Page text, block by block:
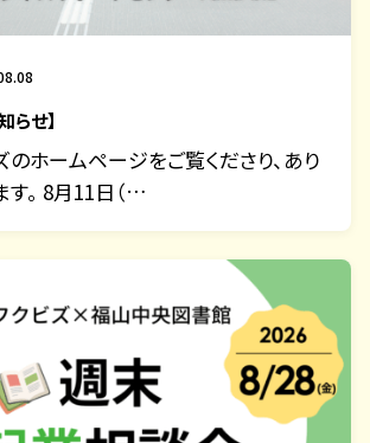
らせ】
のホームページをご覧くださり、あり
す。 8月11日（…